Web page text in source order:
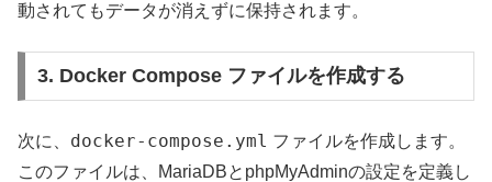
動されてもデータが消えずに保持されます。
3. Docker Compose ファイルを作成する
次に、 docker-compose.yml ファイルを作成します。
このファイルは、MariaDBとphpMyAdminの設定を定義し